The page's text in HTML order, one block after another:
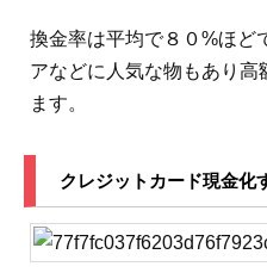
換金率は平均で８０%ほど
アなどに人気な物もあり高
ます。
クレジットカード現金化